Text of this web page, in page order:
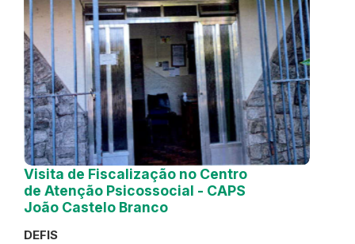
Visita de Fiscalização no Centro
de Atenção Psicossocial - CAPS
João Castelo Branco
DEFIS